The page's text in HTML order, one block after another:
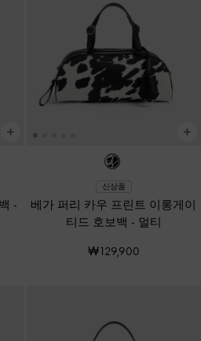
-
신상품
베가 퍼리 카우 프린트 이롱게이
티드 호보백 - 멀티
₩129,900